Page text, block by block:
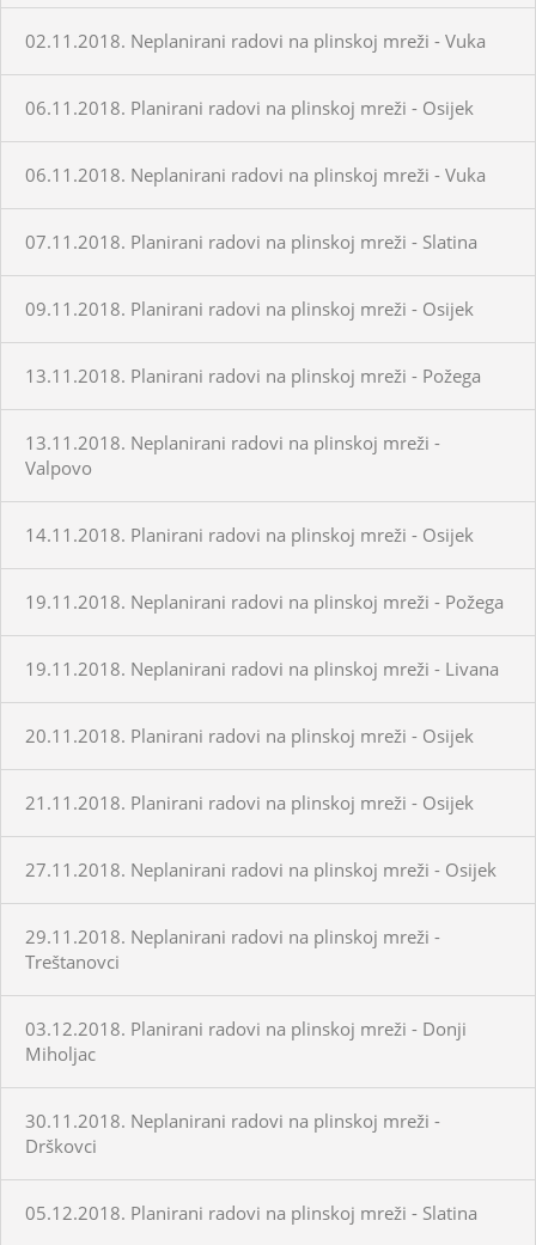
02.11.2018. Neplanirani radovi na plinskoj mreži - Vuka
06.11.2018. Planirani radovi na plinskoj mreži - Osijek
06.11.2018. Neplanirani radovi na plinskoj mreži - Vuka
07.11.2018. Planirani radovi na plinskoj mreži - Slatina
09.11.2018. Planirani radovi na plinskoj mreži - Osijek
13.11.2018. Planirani radovi na plinskoj mreži - Požega
13.11.2018. Neplanirani radovi na plinskoj mreži -
Valpovo
14.11.2018. Planirani radovi na plinskoj mreži - Osijek
19.11.2018. Neplanirani radovi na plinskoj mreži - Požega
19.11.2018. Neplanirani radovi na plinskoj mreži - Livana
20.11.2018. Planirani radovi na plinskoj mreži - Osijek
21.11.2018. Planirani radovi na plinskoj mreži - Osijek
27.11.2018. Neplanirani radovi na plinskoj mreži - Osijek
29.11.2018. Neplanirani radovi na plinskoj mreži -
Treštanovci
03.12.2018. Planirani radovi na plinskoj mreži - Donji
Miholjac
30.11.2018. Neplanirani radovi na plinskoj mreži -
Drškovci
05.12.2018. Planirani radovi na plinskoj mreži - Slatina